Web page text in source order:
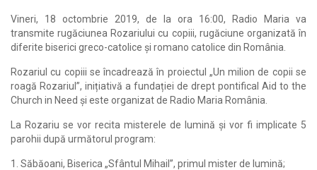
Vineri, 18 octombrie 2019, de la ora 16:00, Radio Maria va
transmite rugăciunea Rozariului cu copiii, rugăciune organizată în
diferite biserici greco-catolice și romano catolice din România.
Rozariul cu copiii se încadrează în proiectul „Un milion de copii se
roagă Rozariul”, inițiativă a fundației de drept pontifical Aid to the
Church in Need și este organizat de Radio Maria România.
La Rozariu se vor recita misterele de lumină și vor fi implicate 5
parohii după următorul program:
1. Săbăoani, Biserica „Sfântul Mihail”, primul mister de lumină;